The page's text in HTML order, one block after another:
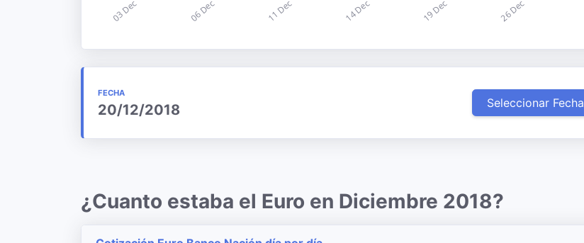
FECHA
20/12/2018 Seleccionar Fecha
¿Cuanto estaba el Euro en Diciembre 2018?